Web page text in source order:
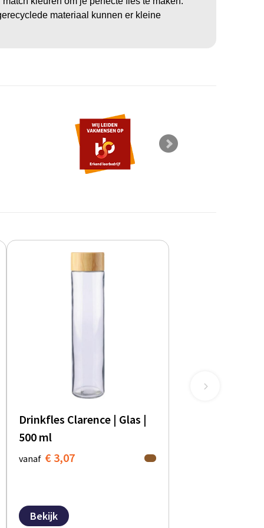
materiaal kunnen er kleine
Drinkfles Clarence | Glas |
500 ml
vanaf € 3,07
Bekijk